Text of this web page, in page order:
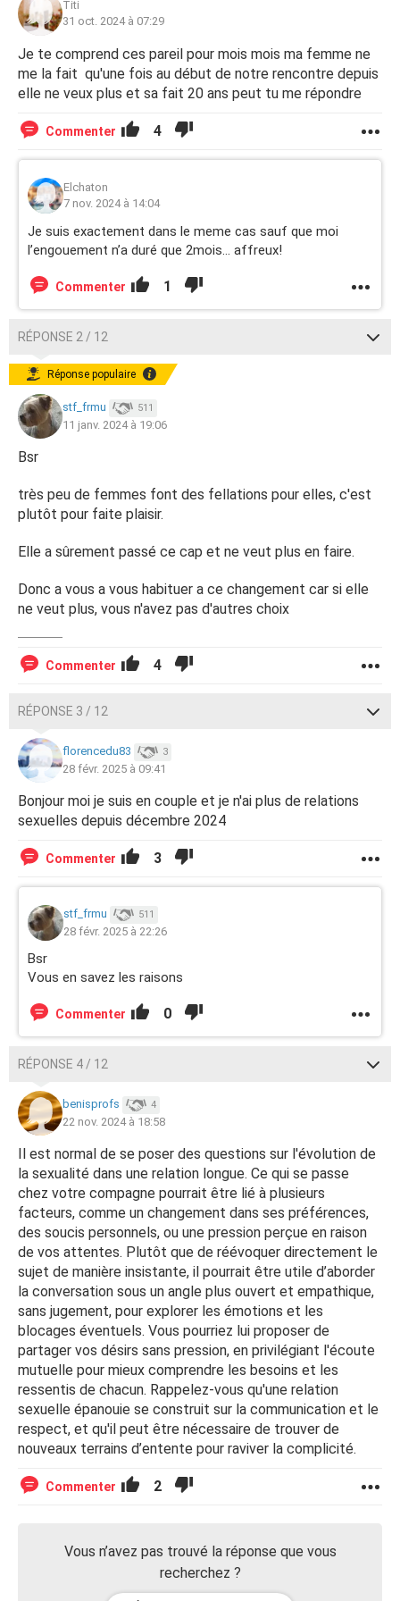
Est-ce que ça vous est déjà arrivé ? Est-ce que vous
pensez que c'est irréversible ? Comment réévoquer sans
rallumer l'incendie ?
Titi
31 oct. 2024 à 07:29
Je te comprend ces pareil pour mois mois ma femme ne
me la fait qu'une fois au début de notre rencontre depuis
elle ne veux plus et sa fait 20 ans peut tu me répondre
Commenter 4
Elchaton
7 nov. 2024 à 14:04
Je suis exactement dans le meme cas sauf que moi
l’engouement n’a duré que 2mois… affreux!
Commenter 1
RÉPONSE 2 / 12
Réponse populaire
stf_frmu 511
11 janv. 2024 à 19:06
Bsr
très peu de femmes font des fellations pour elles, c'est
plutôt pour faite plaisir.
Elle a sûrement passé ce cap et ne veut plus en faire.
Donc a vous a vous habituer a ce changement car si elle
ne veut plus, vous n'avez pas d'autres choix
Commenter 4
RÉPONSE 3 / 12
florencedu83 3
28 févr. 2025 à 09:41
Bonjour moi je suis en couple et je n'ai plus de relations
sexuelles depuis décembre 2024
Commenter 3
stf_frmu 511
28 févr. 2025 à 22:26
Bsr
Vous en savez les raisons
Commenter 0
RÉPONSE 4 / 12
benisprofs 4
22 nov. 2024 à 18:58
Il est normal de se poser des questions sur l'évolution de
la sexualité dans une relation longue. Ce qui se passe
chez votre compagne pourrait être lié à plusieurs
facteurs, comme un changement dans ses préférences,
des soucis personnels, ou une pression perçue en raison
de vos attentes. Plutôt que de réévoquer directement le
sujet de manière insistante, il pourrait être utile d’aborder
la conversation sous un angle plus ouvert et empathique,
sans jugement, pour explorer les émotions et les
blocages éventuels. Vous pourriez lui proposer de
partager vos désirs sans pression, en privilégiant l'écoute
mutuelle pour mieux comprendre les besoins et les
ressentis de chacun. Rappelez-vous qu'une relation
sexuelle épanouie se construit sur la communication et le
respect, et qu'il peut être nécessaire de trouver de
nouveaux terrains d’entente pour raviver la complicité.
Commenter 2
Vous n’avez pas trouvé la réponse que vous
recherchez ?